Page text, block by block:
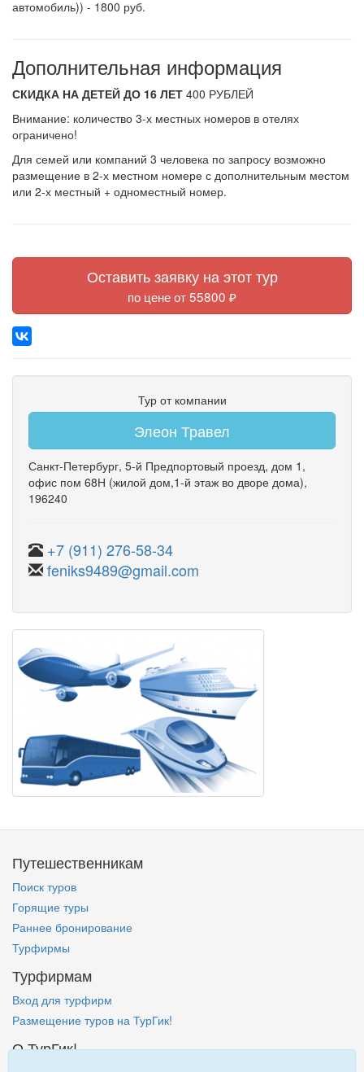
автомобиль)) - 1800 руб.
Дополнительная информация
СКИДКА НА ДЕТЕЙ ДО 16 ЛЕТ 400 РУБЛЕЙ
Внимание: количество 3-х местных номеров в отелях
ограничено!
Для семей или компаний 3 человека по запросу возможно
размещение в 2-х местном номере с дополнительным местом
или 2-х местный + одноместный номер.
Оставить заявку на этот тур
по цене от 55800 ₽
Тур от компании
Элеон Травел
Санкт-Петербург, 5-й Предпортовый проезд, дом 1 ,
офис пом 68Н (жилой дом,1-й этаж во дворе дома),
196240
+7 (911) 276-58-34
feniks9489@gmail.com
Путешественникам
Поиск туров
Горящие туры
Раннее бронирование
Турфирмы
Турфирмам
Вход для турфирм
Размещение туров на ТурГик!
О ТурГик!